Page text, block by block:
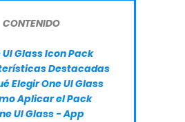
CONTENIDO
UI Glass Icon Pack
Destacadas
Elegir One UI Glass
Aplicar el Pack
UI Glass - App